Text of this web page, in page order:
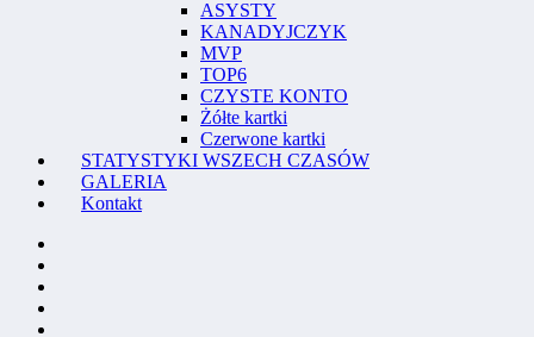
ASYSTY
KANADYJCZYK
MVP
TOP6
CZYSTE KONTO
Żółte kartki
Czerwone kartki
STATYSTYKI WSZECH CZASÓW
GALERIA
Kontakt